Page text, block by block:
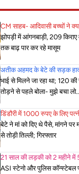
CM साहब- आदिवासी बच्चों ने
झोपड़ी में आंगनबाड़ी, 209
तक बाढ़ पार कर रहे मासूम
अतीक अहमद के बेटे की सड़क
भाई से मिलने जा रहा था; 120
तोड़ने से पहले बोला- मुझे बचा
डिंडौरी में 1000 रुपए के लिए
बेटे ने मां को दिए थे पैसे, मांगने पर
से तोड़ी तिल्ली; गिरफ्तार
21 साल की लड़की को 2 महीने में 5
ASI स्टेनो और पुलिस कॉन्स्टेबल